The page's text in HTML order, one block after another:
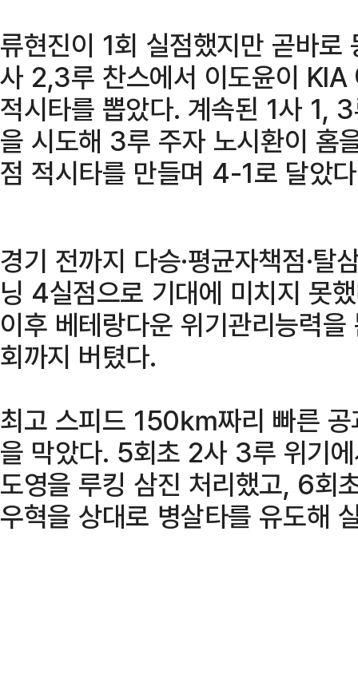
류현진이 1회 실점했지만 곧바
사 2,3루 찬스에서 이도윤이 KIA
적시타를 뽑았다. 계속된 1사 1,
을 시도해 3루 주자 노시환이 홈
점 적시타를 만들며 4-1로 달았
경기 전까지 다승·평균자책점·
닝 4실점으로 기대에 미치지 못
이후 베테랑다운 위기관리능력
회까지 버텼다.
최고 스피드 150㎞짜리 빠른 공
을 막았다. 5회초 2사 3루 위기
도영을 루킹 삼진 처리했고, 6회
우혁을 상대로 병살타를 유도해